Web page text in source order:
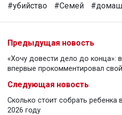
#убийство #Семей
Предыдущая новость
«Хочу довести дело до конца»:
впервые прокомментировал
Следующая новость
Сколько стоит собрать ребенка
2026 году